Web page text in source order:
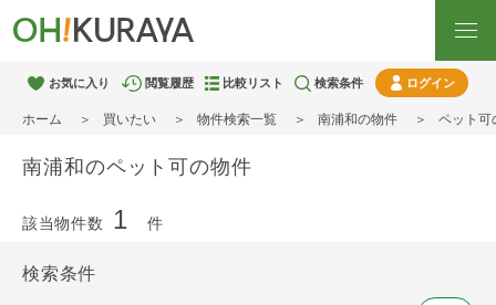
お気に入り 閲覧履歴 比較リスト 検索条件 ログイン
ホーム 買いたい 物件検索一覧 南浦和の物件 ペット可
南浦和のペット可の物件
該当物件数 1 件
検索条件